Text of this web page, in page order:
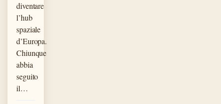
diventare
l’hub
spaziale
d’Europa.
Chiunque
abbia
seguito
il…